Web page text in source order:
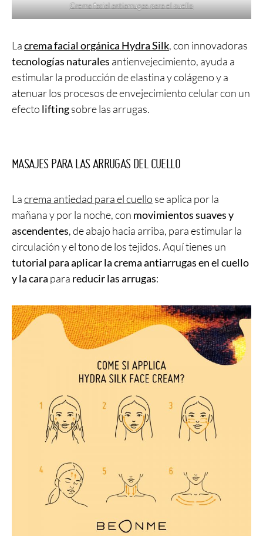
Crema facial antiarrugas para el cuello
Lacrema facial orgánica Hydra Silk, con innovadoras
tecnologías naturales antienvejecimiento, ayuda a
estimular la producción de elastina y colágeno y a
atenuar los procesos de envejecimiento celular con un
efecto liftingsobre las arrugas.
MASAJES PARA LAS ARRUGAS DEL CUELLO
Lacrema antiedad para el cuello se aplica por la
mañana y por la noche, con movimientos suaves y
ascendentes, de abajo hacia arriba, para estimular la
circulación y el tono de los tejidos. Aquí tienes un
tutorial para aplicar la crema antiarrugas en el cuello
y la cara para reducir las arrugas: